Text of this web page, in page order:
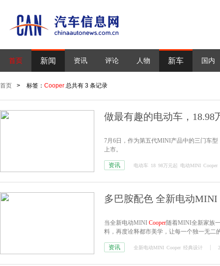
首页 新闻 资讯 评论 人物 新车 国内
首页 > 标签： Cooper 总共有 3 条记录
做最有趣的电动车，
7月6日，作为第五代MINI产品中的三门车
上市。
资讯 电动车 18 98万元起 电动MINI Cooper
多巴胺配色 全新电动MINI
当全新电动MINI Cooper随着MINI全新家族
料，再度诠释都市美学，让每一个独一无二
资讯 全新电动MINI Cooper 经典设计